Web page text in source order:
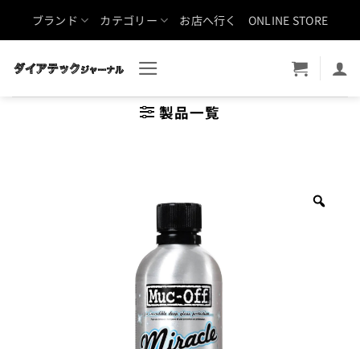
ブランド カテゴリー お店へ行く ONLINE STORE
製品一覧